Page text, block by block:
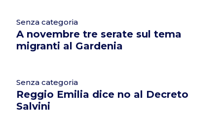
Senza categoria
A novembre tre serate sul tema
migranti al Gardenia
Senza categoria
Reggio Emilia dice no al Decreto
Salvini